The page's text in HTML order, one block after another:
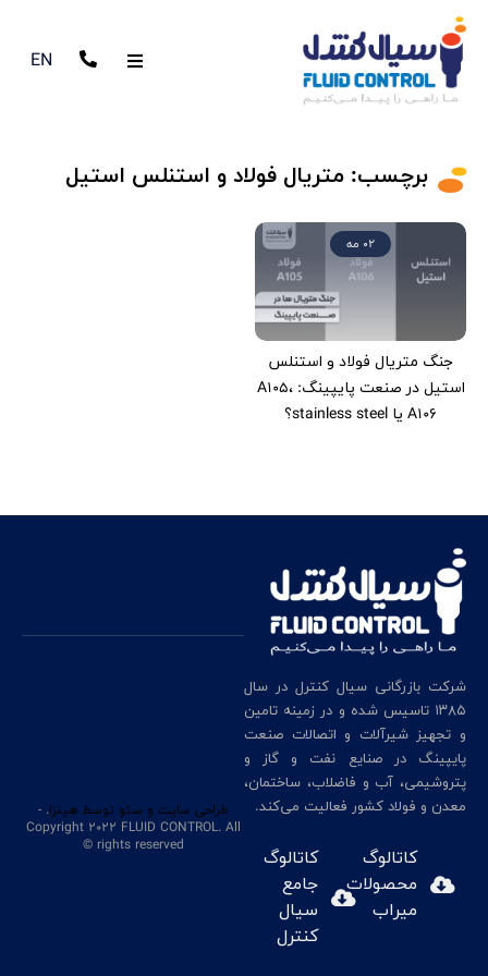
EN
برچسب: متریال فولاد و استنلس استیل
02 مه
جنگ متریال‌ فولاد و استنلس
استیل در صنعت پایپینگ: A105،
A106 یا stainless steel؟
شرکت بازرگانی سیال کنترل در سال
۱۳۸۵ تاسیس شده و در زمینه تامین
و تجهیز شیرآلات و اتصالات صنعت
پایپینگ در صنایع نفت و گاز و
پتروشیمی، آب و فاضلاب، ساختمان،
معدن و فولاد کشور فعالیت می‌کند.
کاتالوگ
محصولات
میراب
کاتالوگ
جامع
سیال
کنترل
طراحی سایت و سئو توسط هینزا. -
Copyright 2022 FLUID CONTROL. All
rights reserved ©